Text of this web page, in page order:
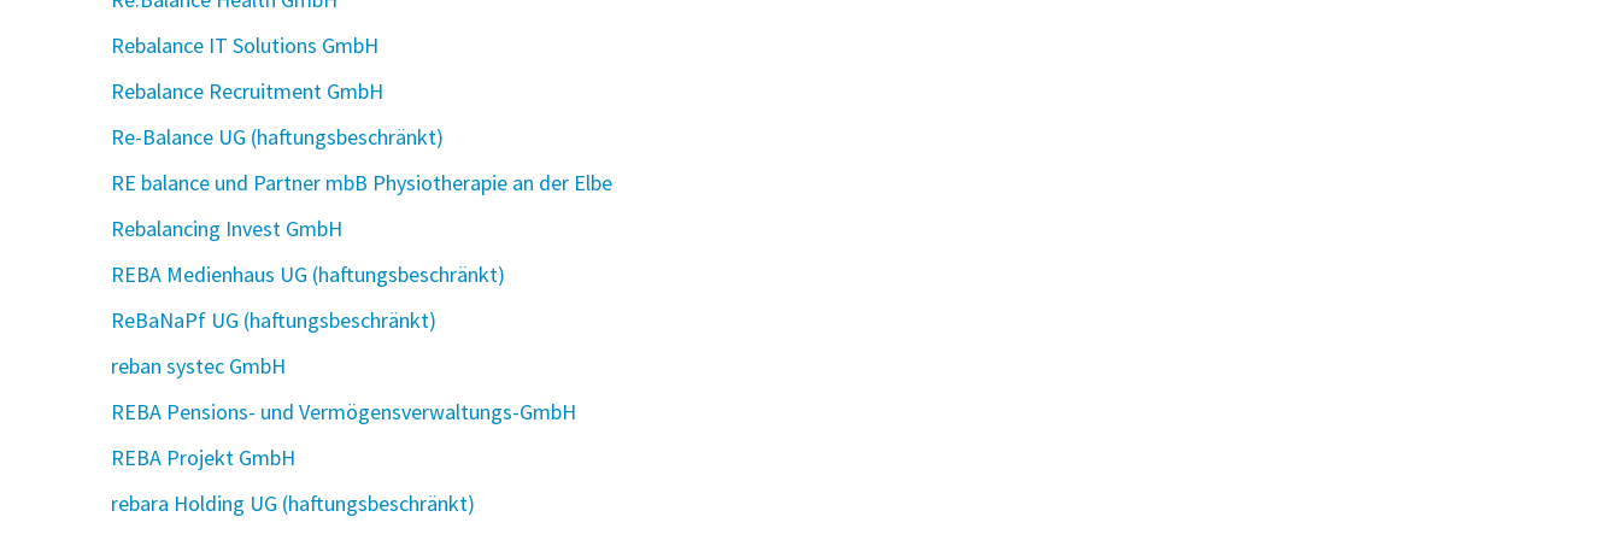
Rebalance IT Solutions GmbH
Rebalance Recruitment GmbH
Re-Balance UG (haftungsbeschränkt)
RE balance und Partner mbB Physiotherapie an der Elbe
Rebalancing Invest GmbH
REBA Medienhaus UG (haftungsbeschränkt)
ReBaNaPf UG (haftungsbeschränkt)
reban systec GmbH
REBA Pensions- und Vermögensverwaltungs-GmbH
REBA Projekt GmbH
rebara Holding UG (haftungsbeschränkt)